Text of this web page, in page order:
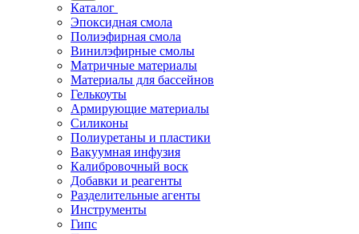
Каталог
Эпоксидная смола
Полиэфирная смола
Винилэфирные смолы
Матричные материалы
Материалы для бассейнов
Гелькоуты
Армирующие материалы
Силиконы
Полиуретаны и пластики
Вакуумная инфузия
Калибровочный воск
Добавки и реагенты
Разделительные агенты
Инструменты
Гипс